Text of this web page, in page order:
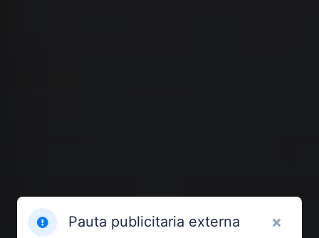
Pauta publicitaria externa